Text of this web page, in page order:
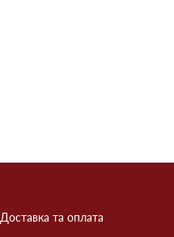
Доставка та оплата